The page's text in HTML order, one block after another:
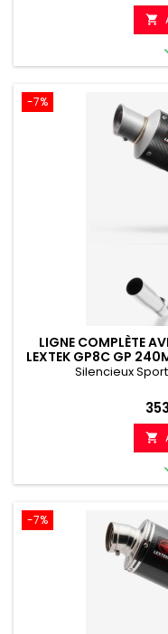

-7%
LIGNE COMPLÈTE
LEXTEK GP8C GP
Silencieux
Prix

-7%